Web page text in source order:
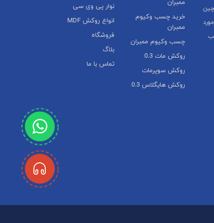
ممبران
خرید چسب وکیوم
ممبران
چسب وکیوم ممبران
روکش مات 0.3
روکش سوپرمات
روکش هایگلاس 0.3
نوار پی وی سی
انواع روکش MDF
فروشگاه
بلاگ
تماس با ما